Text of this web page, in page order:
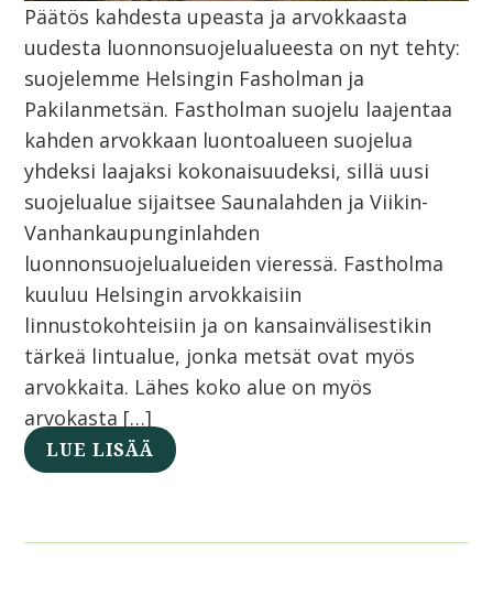
Päätös kahdesta upeasta ja arvokkaasta
uudesta luonnonsuojelualueesta on nyt tehty:
suojelemme Helsingin Fasholman ja
Pakilanmetsän. Fastholman suojelu laajentaa
kahden arvokkaan luontoalueen suojelua
yhdeksi laajaksi kokonaisuudeksi, sillä uusi
suojelualue sijaitsee Saunalahden ja Viikin-
Vanhankaupunginlahden
luonnonsuojelualueiden vieressä. Fastholma
kuuluu Helsingin arvokkaisiin
linnustokohteisiin ja on kansainvälisestikin
tärkeä lintualue, jonka metsät ovat myös
arvokkaita. Lähes koko alue on myös
arvokasta […]
LUE LISÄÄ